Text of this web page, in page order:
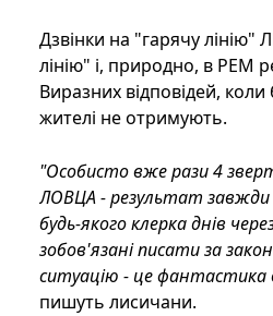
Дзвінки на "гарячу лінію"
лінію" і, природно, в РЕМ
Виразних відповідей, коли
жителі не отримують.
"Особисто вже рази 4
ЛОВЦА - результат завжди
будь-якого клерка днів
зобов'язані писати за
ситуацію - це фантастика
пишуть лисичани.